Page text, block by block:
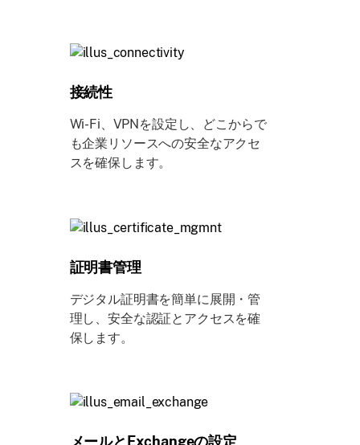
接続性
Wi-Fi、VPNを設定し、どこからで
も企業リソースへの安全なアクセ
スを確保します。
証明書管理
デジタル証明書を簡単に展開・管
理し、安全な認証とアクセスを確
保します。